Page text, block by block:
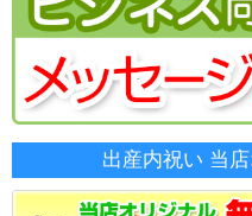
出産内祝い 当